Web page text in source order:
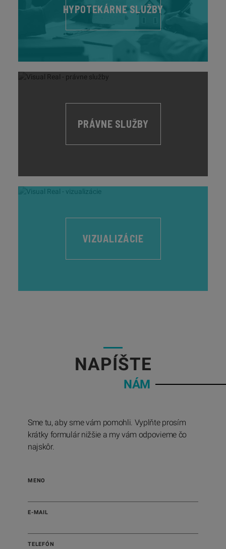
HYPOTEKÁRNE SLUŽBY
PRÁVNE SLUŽBY
VIZUALIZÁCIE
NAPÍŠTE
NÁM
Sme tu, aby sme vám pomohli. Vyplňte prosím
krátky formulár nižšie a my vám odpovieme čo
najskôr.
MENO
E-MAIL
TELEFÓN